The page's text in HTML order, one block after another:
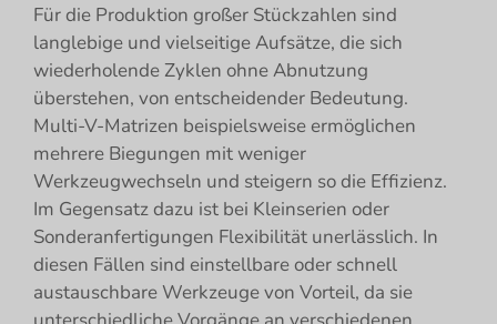
Für die Produktion großer Stückzahlen sind
langlebige und vielseitige Aufsätze, die sich
wiederholende Zyklen ohne Abnutzung
überstehen, von entscheidender Bedeutung.
Multi-V-Matrizen beispielsweise ermöglichen
mehrere Biegungen mit weniger
Werkzeugwechseln und steigern so die Effizienz.
Im Gegensatz dazu ist bei Kleinserien oder
Sonderanfertigungen Flexibilität unerlässlich. In
diesen Fällen sind einstellbare oder schnell
austauschbare Werkzeuge von Vorteil, da sie